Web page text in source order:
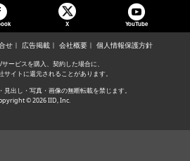
X YouTube
せ 広告掲載 会社概要 個人情報保護方針
ービスを購入、契約した場合に、
サイトに還元されることがあります。
見出し・写真・画像の無断転載を禁じます。
© 2026 IID, Inc.